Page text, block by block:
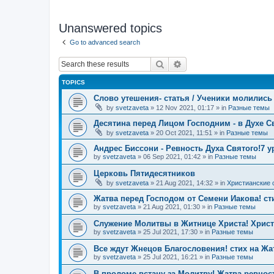
Unanswered topics
Go to advanced search
Search
TOPICS
Слово утешения- статья / Ученики молились
by svetzaveta » 12 Nov 2021, 01:17 » in Разные темы
Десятина перед Лицом Господним - в Духе
by svetzaveta » 20 Oct 2021, 11:51 » in Разные темы
Андрес Биссони - Ревность Духа Святого!7
by svetzaveta » 06 Sep 2021, 01:42 » in Разные темы
Церковь Пятидесятников
by svetzaveta » 21 Aug 2021, 14:32 » in Христианские
Жатва перед Господом от Семени Иакова!
by svetzaveta » 21 Aug 2021, 01:30 » in Разные темы
Служение Молитвы в Житнице Христа!
by svetzaveta » 25 Jul 2021, 17:30 » in Разные темы
Все ждут Жнецов Благословения! стих на
by svetzaveta » 25 Jul 2021, 16:21 » in Разные темы